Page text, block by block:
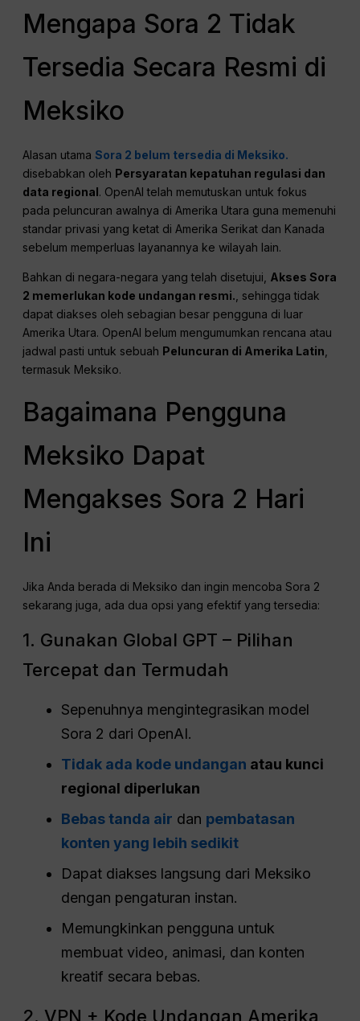
Mengapa Sora 2 Tidak
Tersedia Secara Resmi di
Meksiko
Alasan utamaSora 2 belum tersedia di Meksiko.
disebabkan oleh Persyaratan kepatuhan regulasi dan
data regional. OpenAI telah memutuskan untuk fokus
pada peluncuran awalnya di Amerika Utara guna memenuhi
standar privasi yang ketat di Amerika Serikat dan Kanada
sebelum memperluas layanannya ke wilayah lain.
Bahkan di negara-negara yang telah disetujui, Akses Sora
2 memerlukan kode undangan resmi. , sehingga tidak
dapat diakses oleh sebagian besar pengguna di luar
Amerika Utara. OpenAI belum mengumumkan rencana atau
jadwal pasti untuk sebuah Peluncuran di Amerika Latin
termasuk Meksiko.
Bagaimana Pengguna
Meksiko Dapat
Mengakses Sora 2 Hari
Ini
Jika Anda berada di Meksiko dan ingin mencoba Sora 2
sekarang juga, ada dua opsi yang efektif yang tersedia:
1. Gunakan Global GPT – Pilihan
Tercepat dan Termudah
Sepenuhnya mengintegrasikan model
Sora 2 dari OpenAI.
Tidak ada kode undangan atau kunci
regional diperlukan
Bebas tanda air dan pembatasan
konten yang lebih sedikit
Dapat diakses langsung dari Meksiko
dengan pengaturan instan.
Memungkinkan pengguna untuk
membuat video, animasi, dan konten
kreatif secara bebas.
2. VPN + Kode Undangan Amerika